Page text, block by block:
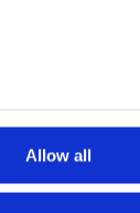
Allow all